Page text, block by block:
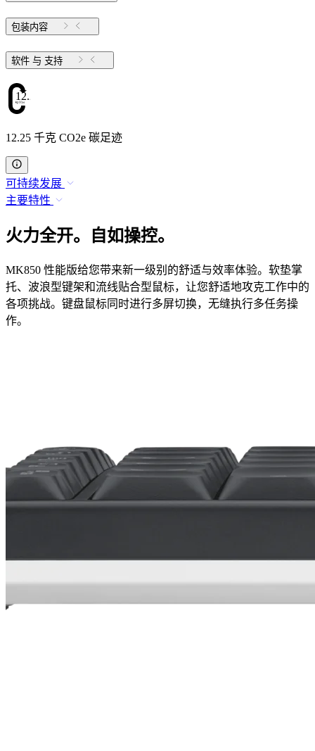
包装内容
软件 与 支持
12.25
12.25 千克 CO2e 碳足迹
可持续发展
主要特性
火力全开。自如操控。
MK850 性能版给您带来新一级别的舒适与效率体验。软垫掌
托、波浪型键架和流线贴合型鼠标，让您舒适地攻克工作中的
各项挑战。键盘鼠标同时进行多屏切换，无缝执行多任务操
作。